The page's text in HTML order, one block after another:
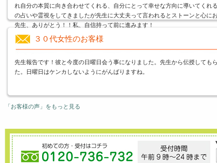
れ自分の本質に向き合わせてくれる、自分にとって幸せな方向に導いてくれ
の占いや霊視をしてきましたが先生に大丈夫って言われるとストーンと心に
先生、ありがとう！！私、自信持って前に進みます！
３０代女性のお客様
先生報告です！彼と今度の日曜日会う事になりました。先生から伝授しても
た。日曜日はケンカしないようにがんばりますね。
「お客様の声」をもっと見る